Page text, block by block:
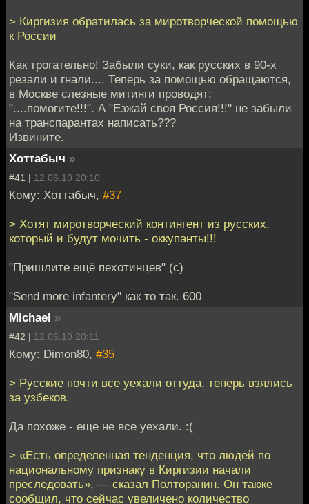
> Киргизия обратилась за миротворческой помощью
к России
Как трогательно! Забыли суки, как русских в 90-х
резали и гнали.... Теперь за помощью обращаются,
в Москве слезные митинги проводят:
"....помогите!!!". А "Езжай своя Россия!!!" не забыли
на транспарантах написать???
Извините.
Хоттабыч »
#41 | 12.06.10 20:10
Кому: Хоттабыч, #37
> Хотят миротворческий контингент из русских,
который и будут мочить - оккупанты!!!
"Пришлите ещё пехотинцев" (с)
"Send more infantеry" как то так. 600
Мichael »
#42 | 12.06.10 20:11
Кому: Dimon80, #35
> Русские почти все уехали оттуда, теперь взялись
за узбеков.
Да похоже - еще не все уехали. :(
> «Есть определенная тенденция, что людей по
национальному признаку в Киргизии начали
преследовать», — сказал Полторанин. Он также
сообщил, что сейчас увеличено количество